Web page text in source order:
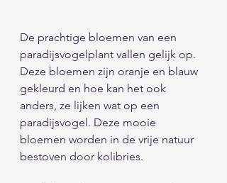
De prachtige bloemen van een
paradijsvogelplant vallen gelijk op.
Deze bloemen zijn oranje en blauw
gekleurd en hoe kan het ook
anders, ze lijken wat op een
paradijsvogel. Deze mooie
bloemen worden in de vrije natuur
bestoven door kolibries.